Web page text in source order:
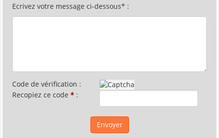
Ecrivez votre message ci-dessous* :
Code de vérification :
Recopiez ce code * :